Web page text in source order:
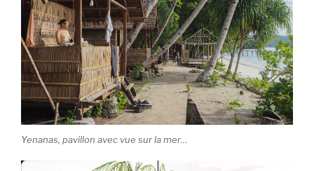
Yenanas, pavillon avec vue sur la mer…